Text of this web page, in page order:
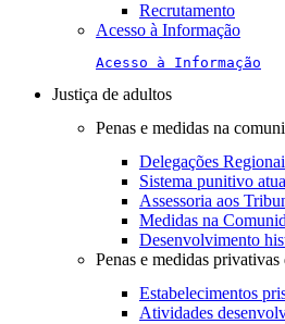
Recrutamento
Acesso à Informação
Acesso à Informação
Justiça de adultos
Penas e medidas na
Delegações
Sistema punitivo
Assessoria aos
Medidas na
Desenvolvimento
Penas e medidas
Estabelecimentos
Atividades